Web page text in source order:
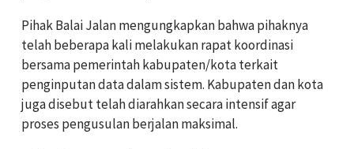
Pihak Balai Jalan mengungkapkan bahwa pihaknya
telah beberapa kali melakukan rapat koordinasi
bersama pemerintah kabupaten/kota terkait
penginputan data dalam sistem. Kabupaten dan kota
juga disebut telah diarahkan secara intensif agar
proses pengusulan berjalan maksimal.